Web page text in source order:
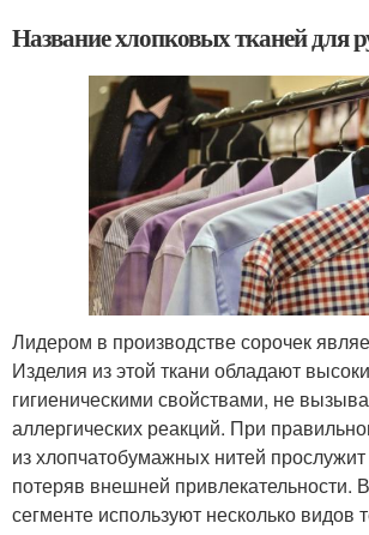
Название хлопковых тканей для
Лидером в производстве сорочек
Изделия из этой ткани обладают
гигиеническими свойствами, не
аллергических реакций. При
из хлопчатобумажных нитей
потеряв внешней привлекательности.
сегменте используют несколько видов